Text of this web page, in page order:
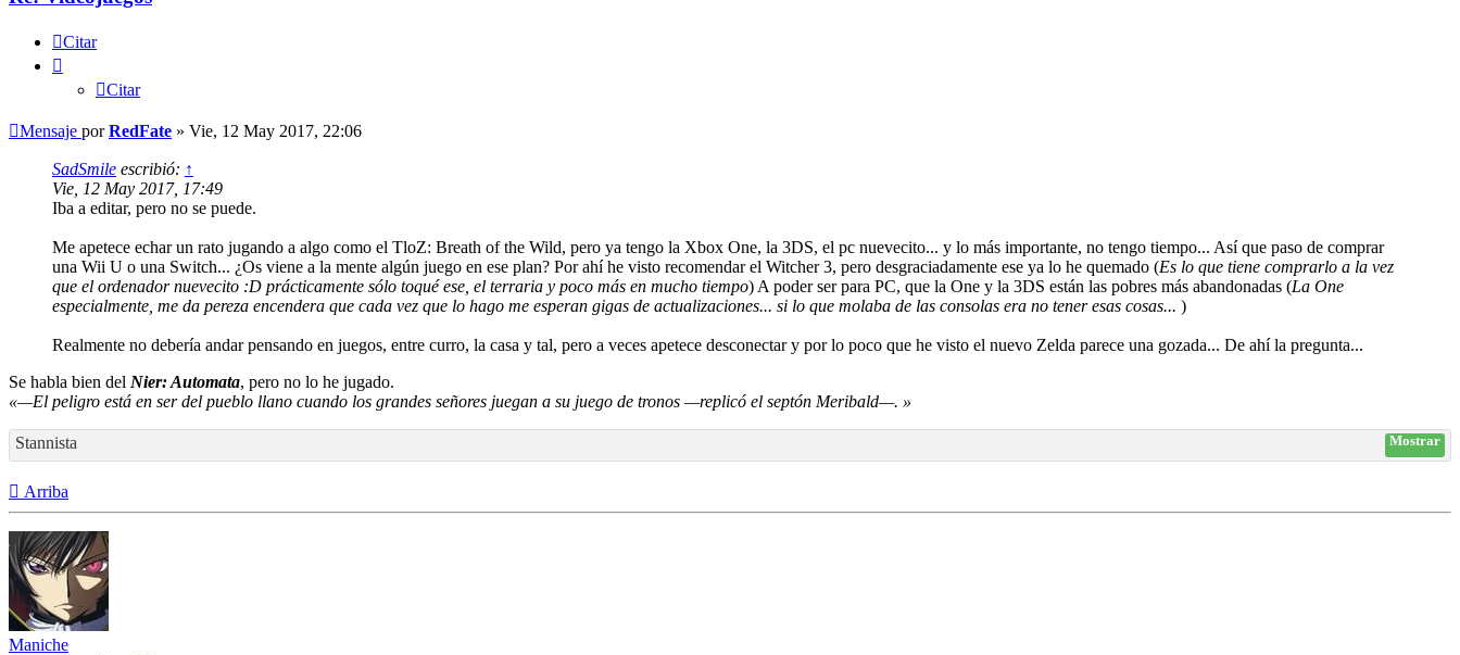
Citar
Citar
Mensaje porRedFate » Vie, 12 May 2017, 22:06
SadSmile escribió: ↑
Vie, 12 May 2017, 17:49
Iba a editar, pero no se puede.
Me apetece echar un rato jugando a algo como el TloZ: Breath of the Wild, pero ya tengo la Xbox One, la 3DS, el pc nuevecito... y lo más importante, no tengo tiempo... Así que paso de comprar
una Wii U o una Switch... ¿Os viene a la mente algún juego en ese plan? Por ahí he visto recomendar el Witcher 3, pero desgraciadamente ese ya lo he quemado (Es lo que tiene comprarlo a la vez
que el ordenador nuevecito :D prácticamente sólo toqué ese, el terraria y poco más en mucho tiempo) A poder ser para PC, que la One y la 3DS están las pobres más abandonadas (La One
especialmente, me da pereza encendera que cada vez que lo hago me esperan gigas de actualizaciones... si lo que molaba de las consolas era no tener esas cosas... )
Realmente no debería andar pensando en juegos, entre curro, la casa y tal, pero a veces apetece desconectar y por lo poco que he visto el nuevo Zelda parece una gozada... De ahí la pregunta...
Se habla bien del Nier: Automata, pero no lo he jugado.
«—El peligro está en ser del pueblo llano cuando los grandes señores juegan a su juego de tronos —replicó el septón Meribald—. »
Stannista Mostrar
Arriba
Maniche